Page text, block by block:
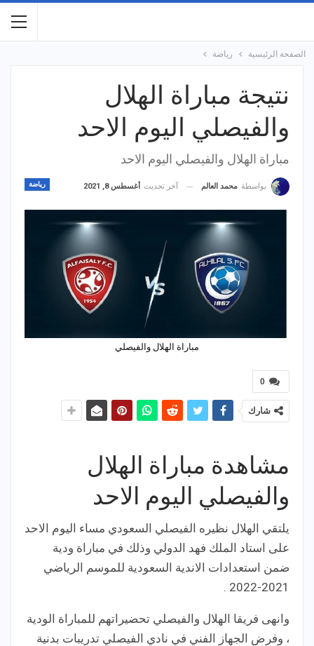
الصفحة الرئيسية رياضة
نتيجة مباراة الهلال
والفيصلي اليوم الاحد
مباراة الهلال والفيصلي اليوم الاحد
رياضة بواسطة محمد العالم آخر تحديث أغسطس 8, 2021
مباراة الهلال والفيصلي
0
شارك
مشاهدة مباراة الهلال
والفيصلي اليوم الاحد
يلتقي الهلال نظيره الفيصلي السعودي مساء اليوم الاحد
على استاد الملك فهد الدولي وذلك في مباراة ودية
ضمن استعدادات الاندية السعودية للموسم الرياضي
2021-2022 .
وانهى فريقا الهلال والفيصلي تحضيراتهم للمباراة الودية
، وفرض الجهاز الفني في نادي الفيصلي تدريبات بدنية